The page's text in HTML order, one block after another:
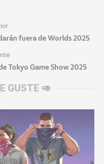
fuera de Worlds 2025
Tokyo Game Show 2025
GUSTE 🥑